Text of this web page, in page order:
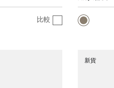
比較
新貨